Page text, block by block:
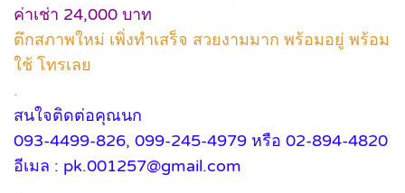
ค่าเช่า 24,000 บาท
ตึกสภาพใหม่ เพิ่งทำเสร็จ สวยงามมาก พร้อมอยู่ พร้อม
ใช้ โทรเลย
.
สนใจติดต่อคุณนก
093-4499-826, 099-245-4979 หรือ 02-894-4820
อีเมล : pk.001257@gmail.com